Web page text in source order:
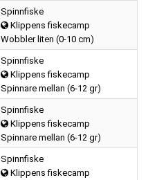
Spinnfiske
Klippens fiskecamp
Wobbler liten (0-10 cm)
Spinnfiske
Klippens fiskecamp
Spinnare mellan (6-12 gr)
Spinnfiske
Klippens fiskecamp
Spinnare mellan (6-12 gr)
Spinnfiske
Klippens fiskecamp